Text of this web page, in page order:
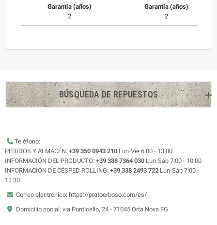
Garantía (años)
2
Garantía (años)
2
BÚSQUEDA DE REPUESTOS
Teléfono:
PEDIDOS Y ALMACÉN: +39 350 0943 210 Lun-Vie 6:00 - 13:00
INFORMACIÓN DEL PRODUCTO: +39 388 7364 030 Lun-Sáb 7:00 - 10:00
INFORMACIÓN DE CÉSPED ROLLING: +39 338 2493 722 Lun-Sáb 7:00 -
12:30
Correo electrónico: https://pratoerboso.com/es/
Domicilio social: via Ponticello, 24 - 71045 Orta Nova FG